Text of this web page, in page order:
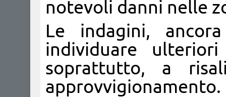
notevoli danni nelle
Le indagini,
individuare
soprattutto, a
approvvigionamento.